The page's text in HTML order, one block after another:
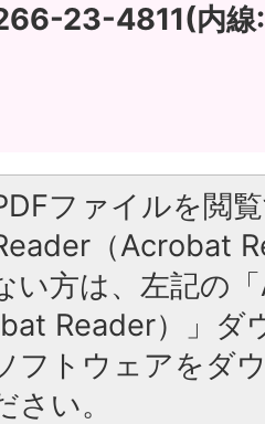
23-4811(内線
ファイルを閲
（Acrobat
い方は、左記の
Reader）」ダ
フトウェアをダ
さい。